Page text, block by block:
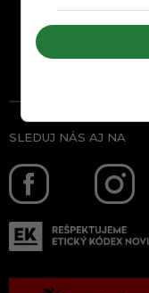
SLEDUJ NÁS AJ NA